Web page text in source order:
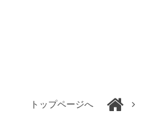
トップページへ